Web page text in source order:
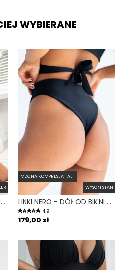
WYBIERANE
WRAP NERO - GÓRA STROJU KĄPIELOWEGO NA DUŻY BIUST REGULOWANY OBWÓD CZARNY
MOCNA KOMPRESJA TALII
WYSOKI STAN
LINKI NERO - DÓŁ OD BIKINI WYSOKI STAN BRAZYLIANY CZARNY
4.9
179,00 zł